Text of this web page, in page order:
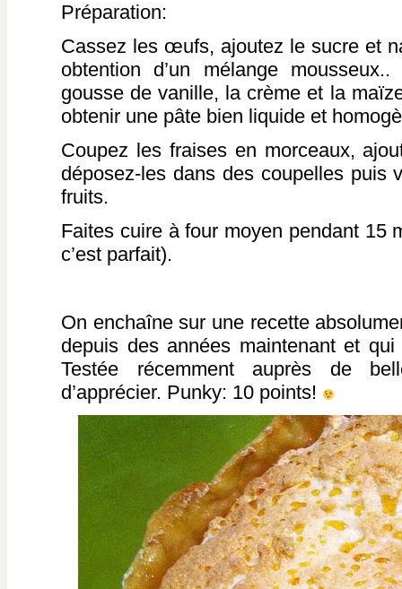
Préparation:
Cassez les œufs, ajoutez le sucre et
obtention d’un mélange
gousse de vanille, la crème et la
obtenir une pâte bien liquide et
Coupez les fraises en morceaux,
déposez-les dans des coupelles puis
fruits.
Faites cuire à four moyen pendant 15
c’est parfait).
On enchaîne sur une recette
depuis des années maintenant et
Testée récemment auprès de
d’apprécier. Punky: 10 points!